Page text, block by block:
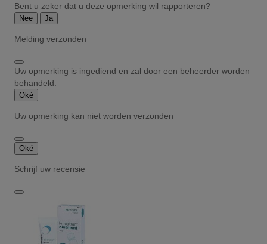
Bent u zeker dat u deze opmerking wil rapporteren?
Nee Ja
Melding verzonden
Uw opmerking is ingediend en zal door een beheerder worden
behandeld.
Oké
Uw opmerking kan niet worden verzonden
Oké
Schrijf uw recensie